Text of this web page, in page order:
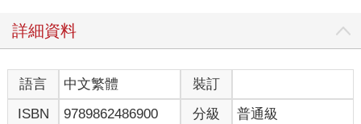
找東西，相較於開口在上的登山背包方便許多。
膀與背部。
4. 可收納腰帶與背袋，必要時可當行李袋託運。
5. 比較嬌小的女生要注意背負系統的長度，減壓腰帶的位置必須
詳細資料
語言 中文繁體
裝訂
ISBN
9789862486900 分級 普通級